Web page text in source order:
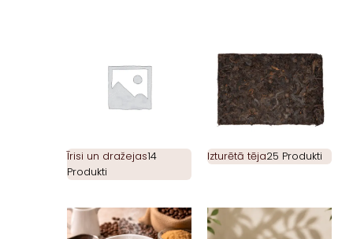
Īrisi un dražejas14
Produkti
Izturētā tēja25 Produkti